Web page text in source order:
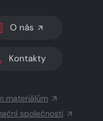
O nás
Kontakty
materiálům
společnosti